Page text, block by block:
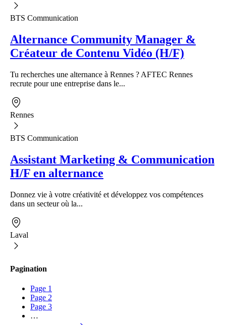
BTS Communication
Alternance Community Manager &
Créateur de Contenu Vidéo (H/F)
Tu recherches une alternance à Rennes ? AFTEC Rennes
recrute pour une entreprise dans le...
Rennes
BTS Communication
Assistant Marketing & Communication
H/F en alternance
Donnez vie à votre créativité et développez vos compétences
dans un secteur où la...
Laval
Pagination
Page 1
Page 2
Page 3
…